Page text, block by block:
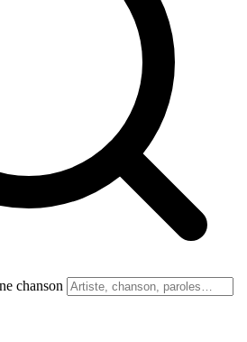
chanson